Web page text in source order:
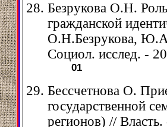
Безрукова О.Н.
гражданской
О.Н.Безрукова,
Социол. исслед. -
01
Бессчетнова О.
государственной
регионов) //